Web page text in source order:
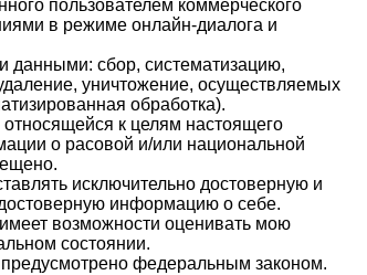
пользователем коммерческого
в режиме онлайн-диалога и
данными: сбор, систематизацию,
уничтожение, осуществляемых
обработка).
к целям настоящего
о расовой и/или национальной
исключительно достоверную и
информацию о себе.
возможности оценивать мою
состоянии.
предусмотрено федеральным законом.